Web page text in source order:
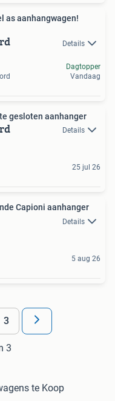
as aanhangwagen!
Details
Dagtopper
Vandaag
gesloten aanhanger
Details
25 jul 26
Capioni aanhanger
Details
5 aug 26
3
3
te Koop